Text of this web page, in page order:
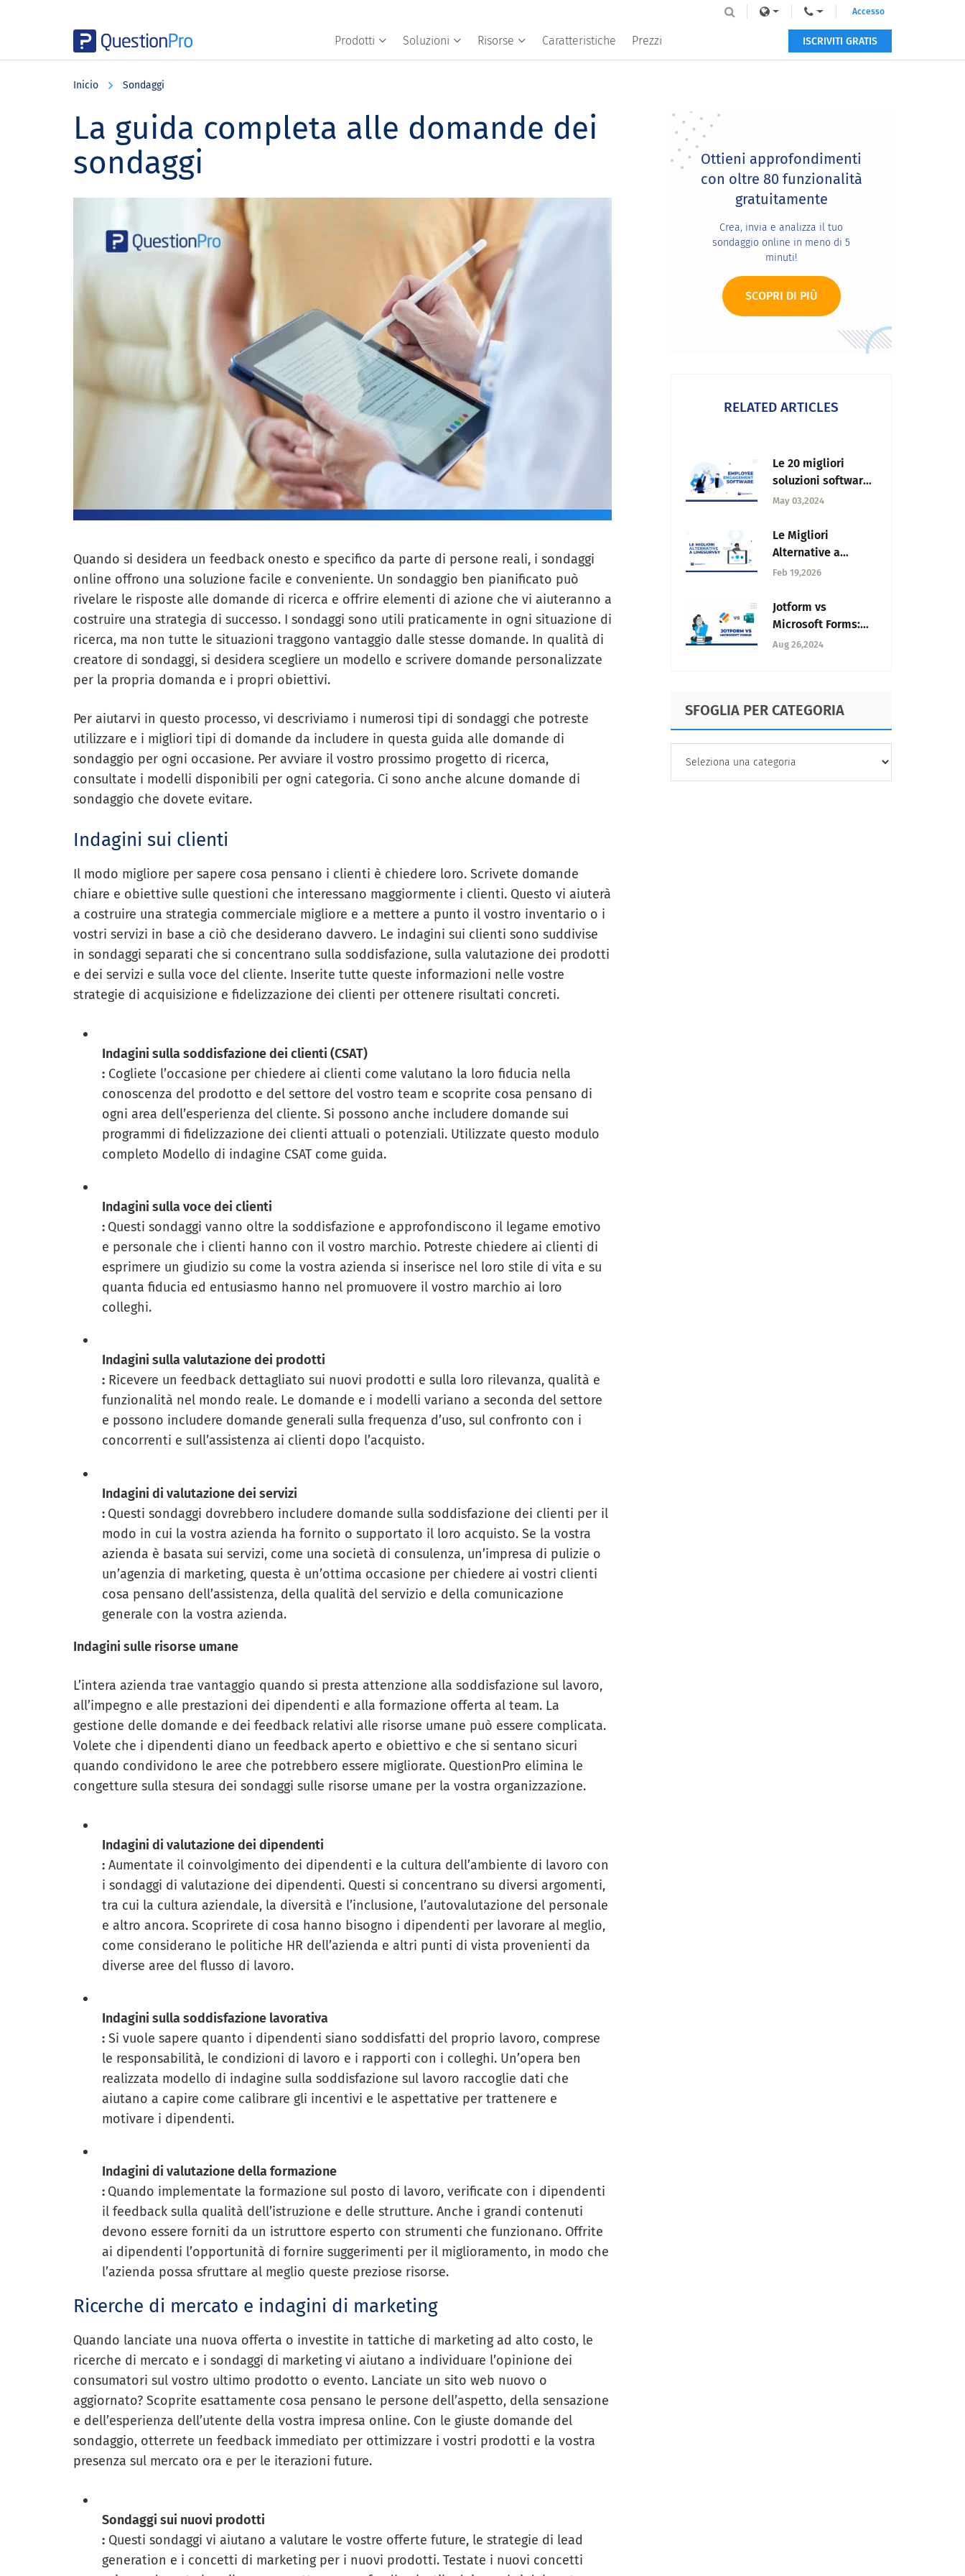
Prodotti Soluzioni Risorse Caratteristiche Prezzi
Accesso
ISCRIVITI GRATIS
Inicio Sondaggi
La guida completa alle domande dei
sondaggi
Quando si desidera un feedback onesto e specifico da parte di persone reali, i sondaggi
online offrono una soluzione facile e conveniente. Un sondaggio ben pianificato può
rivelare le risposte alle domande di ricerca e offrire elementi di azione che vi aiuteranno a
costruire una strategia di successo. I sondaggi sono utili praticamente in ogni situazione di
ricerca, ma non tutte le situazioni traggono vantaggio dalle stesse domande. In qualità di
creatore di sondaggi, si desidera scegliere un modello e scrivere domande personalizzate
per la propria domanda e i propri obiettivi.
Per aiutarvi in questo processo, vi descriviamo i numerosi tipi di sondaggi che potreste
utilizzare e i migliori tipi di domande da includere in questa guida alle domande di
sondaggio per ogni occasione. Per avviare il vostro prossimo progetto di ricerca,
consultate i modelli disponibili per ogni categoria. Ci sono anche alcune domande di
sondaggio che dovete evitare.
Indagini sui clienti
Il modo migliore per sapere cosa pensano i clienti è chiedere loro. Scrivete domande
chiare e obiettive sulle questioni che interessano maggiormente i clienti. Questo vi aiuterà
a costruire una strategia commerciale migliore e a mettere a punto il vostro inventario o i
vostri servizi in base a ciò che desiderano davvero. Le indagini sui clienti sono suddivise
in sondaggi separati che si concentrano sulla soddisfazione, sulla valutazione dei prodotti
e dei servizi e sulla voce del cliente. Inserite tutte queste informazioni nelle vostre
strategie di acquisizione e fidelizzazione dei clienti per ottenere risultati concreti.
Indagini sulla soddisfazione dei clienti (CSAT)
: Cogliete l’occasione per chiedere ai clienti come valutano la loro fiducia nella
conoscenza del prodotto e del settore del vostro team e scoprite cosa pensano di
ogni area dell’esperienza del cliente. Si possono anche includere domande sui
programmi di fidelizzazione dei clienti attuali o potenziali. Utilizzate questo modulo
completo Modello di indagine CSAT come guida.
Indagini sulla voce dei clienti
: Questi sondaggi vanno oltre la soddisfazione e approfondiscono il legame emotivo
e personale che i clienti hanno con il vostro marchio. Potreste chiedere ai clienti di
esprimere un giudizio su come la vostra azienda si inserisce nel loro stile di vita e su
quanta fiducia ed entusiasmo hanno nel promuovere il vostro marchio ai loro
colleghi.
Indagini sulla valutazione dei prodotti
: Ricevere un feedback dettagliato sui nuovi prodotti e sulla loro rilevanza, qualità e
funzionalità nel mondo reale. Le domande e i modelli variano a seconda del settore
e possono includere domande generali sulla frequenza d’uso, sul confronto con i
concorrenti e sull’assistenza ai clienti dopo l’acquisto.
Indagini di valutazione dei servizi
: Questi sondaggi dovrebbero includere domande sulla soddisfazione dei clienti per il
modo in cui la vostra azienda ha fornito o supportato il loro acquisto. Se la vostra
azienda è basata sui servizi, come una società di consulenza, un’impresa di pulizie o
un’agenzia di marketing, questa è un’ottima occasione per chiedere ai vostri clienti
cosa pensano dell’assistenza, della qualità del servizio e della comunicazione
generale con la vostra azienda.
Indagini sulle risorse umane
L’intera azienda trae vantaggio quando si presta attenzione alla soddisfazione sul lavoro,
all’impegno e alle prestazioni dei dipendenti e alla formazione offerta al team. La
gestione delle domande e dei feedback relativi alle risorse umane può essere complicata.
Volete che i dipendenti diano un feedback aperto e obiettivo e che si sentano sicuri
quando condividono le aree che potrebbero essere migliorate. QuestionPro elimina le
congetture sulla stesura dei sondaggi sulle risorse umane per la vostra organizzazione.
Indagini di valutazione dei dipendenti
: Aumentate il coinvolgimento dei dipendenti e la cultura dell’ambiente di lavoro con
i sondaggi di valutazione dei dipendenti. Questi si concentrano su diversi argomenti,
tra cui la cultura aziendale, la diversità e l’inclusione, l’autovalutazione del personale
e altro ancora. Scoprirete di cosa hanno bisogno i dipendenti per lavorare al meglio,
come considerano le politiche HR dell’azienda e altri punti di vista provenienti da
diverse aree del flusso di lavoro.
Indagini sulla soddisfazione lavorativa
: Si vuole sapere quanto i dipendenti siano soddisfatti del proprio lavoro, comprese
le responsabilità, le condizioni di lavoro e i rapporti con i colleghi. Un’opera ben
realizzata modello di indagine sulla soddisfazione sul lavoro raccoglie dati che
aiutano a capire come calibrare gli incentivi e le aspettative per trattenere e
motivare i dipendenti.
Indagini di valutazione della formazione
: Quando implementate la formazione sul posto di lavoro, verificate con i dipendenti
il feedback sulla qualità dell’istruzione e delle strutture. Anche i grandi contenuti
devono essere forniti da un istruttore esperto con strumenti che funzionano. Offrite
ai dipendenti l’opportunità di fornire suggerimenti per il miglioramento, in modo che
l’azienda possa sfruttare al meglio queste preziose risorse.
Ricerche di mercato e indagini di marketing
Quando lanciate una nuova offerta o investite in tattiche di marketing ad alto costo, le
ricerche di mercato e i sondaggi di marketing vi aiutano a individuare l’opinione dei
consumatori sul vostro ultimo prodotto o evento. Lanciate un sito web nuovo o
aggiornato? Scoprite esattamente cosa pensano le persone dell’aspetto, della sensazione
e dell’esperienza dell’utente della vostra impresa online. Con le giuste domande del
sondaggio, otterrete un feedback immediato per ottimizzare i vostri prodotti e la vostra
presenza sul mercato ora e per le iterazioni future.
Sondaggi sui nuovi prodotti
: Questi sondaggi vi aiutano a valutare le vostre offerte future, le strategie di lead
generation e i concetti di marketing per i nuovi prodotti. Testate i nuovi concetti
Primary
Sidebar
Ottieni approfondimenti
con oltre 80 funzionalità
gratuitamente
Crea, invia e analizza il tuo
sondaggio online in meno di 5
minuti!
SCOPRI DI PIÙ
RELATED ARTICLES
Le 20 migliori
soluzioni software
per il
dipendenti: Guida
2025
May 03,2024
Le Migliori
Alternative a
LimeSurvey nel
Feb 19,2026
Jotform vs
Microsoft Forms:
Quale scegliere?
Aug 26,2024
SFOGLIA PER CATEGORIA
PER
CATEGORIA